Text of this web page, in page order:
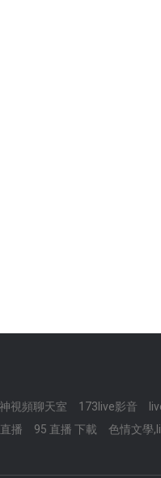
視頻聊天室 173live影音
播 95 直播 下載 色情文學